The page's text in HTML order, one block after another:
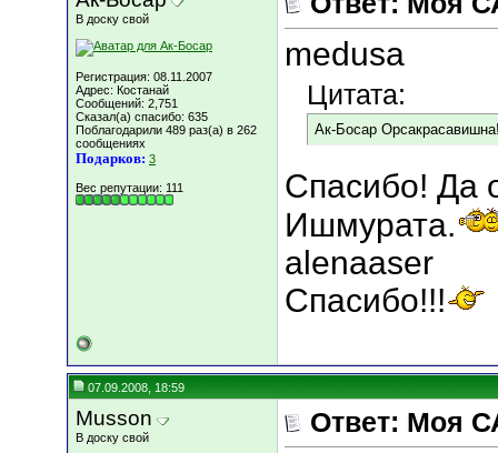
В доску свой
Регистрация: 08.11.2007
Адрес: Костанай
Сообщений: 2,751
Сказал(а) спасибо: 635
Поблагодарили 489 раз(а) в 262
сообщениях
Подарков: 3
Вес репутации: 111
medusa
Цитата:
Ак-Босар
Спасибо! Да
Ишмурата.
alenaaser
Спасибо!!!
07.09.2008, 18:59
Musson
В доску свой Ответ: Моя